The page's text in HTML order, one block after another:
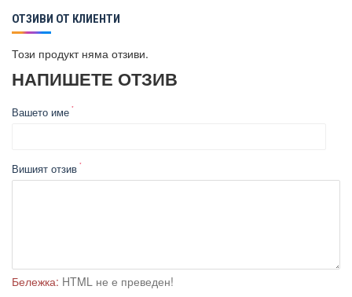
ОТЗИВИ ОТ КЛИЕНТИ
Този продукт няма отзиви.
НАПИШЕТЕ ОТЗИВ
Вашето име
Вишият отзив
Бележка: HTML не е преведен!